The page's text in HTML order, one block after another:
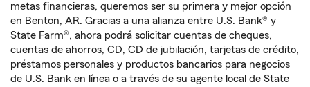
metas financieras, queremos ser su primera y mejor opción
en Benton, AR. Gracias a una alianza entre U.S. Bank® y
State Farm®, ahora podrá solicitar cuentas de cheques,
cuentas de ahorros, CD, CD de jubilación, tarjetas de crédito,
préstamos personales y productos bancarios para negocios
de U.S. Bank en línea o a través de su agente local de State